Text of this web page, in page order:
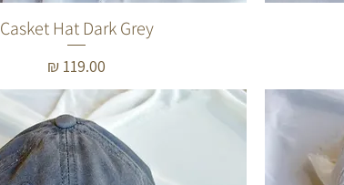
תצוגה מהירה
Casket Hat Dark Grey
מחיר